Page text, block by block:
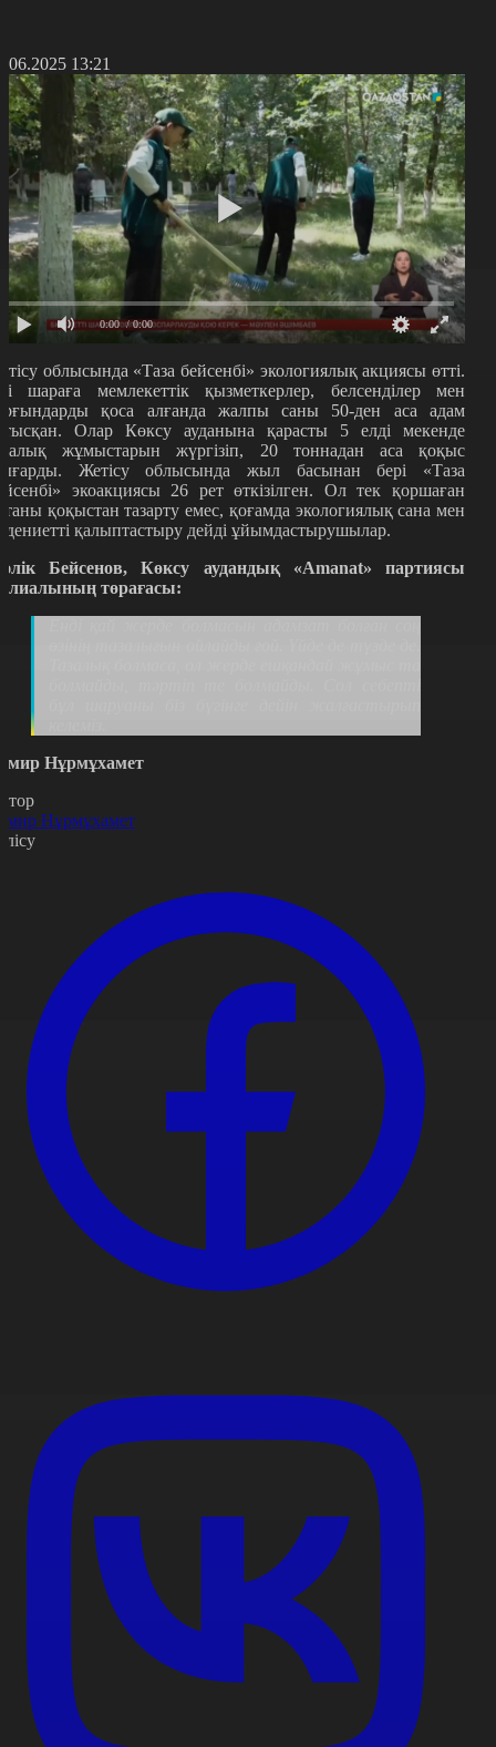
13:21
0:00 / 0:00
облысында «Таза бейсенбі» экологиялық акциясы өтті.
шараға мемлекеттік қызметкерлер, белсенділер мен
қоса алғанда жалпы саны 50-ден аса адам
Олар Көксу ауданына қарасты 5 елді мекенде
жұмыстарын жүргізіп, 20 тоннадан аса қоқыс
Жетісу облысында жыл басынан бері «Таза
экоакциясы 26 рет өткізілген. Ол тек қоршаған
қоқыстан тазарту емес, қоғамда экологиялық сана мен
қалыптастыру дейді ұйымдастырушылар.
Бейсенов, Көксу аудандық «Amanat» партиясы
төрағасы:
Нұрмұхамет
Нұрмұхамет